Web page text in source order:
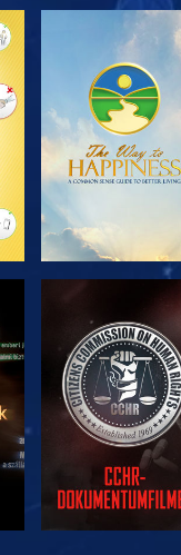
A SOROZAT
RÉSZEI
MŰSORNÉZÉS